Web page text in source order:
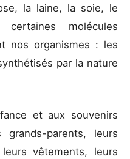
la laine, la soie, le
molécules
nos organismes : les
par la nature
et aux souvenirs
parents, leurs
vêtements, leurs